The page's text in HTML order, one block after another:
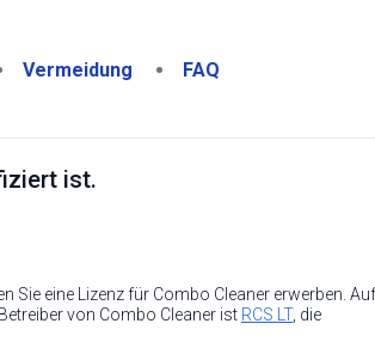
Vermeidung FAQ
ist.
eine Lizenz für Combo Cleaner erwerben. Auf
von Combo Cleaner ist RCS LT, die